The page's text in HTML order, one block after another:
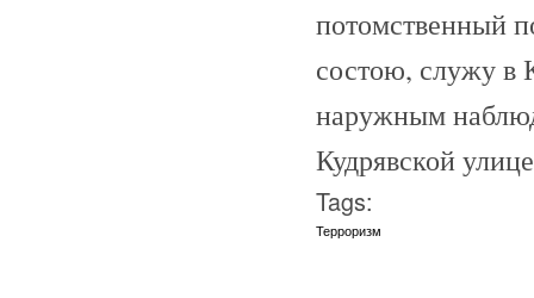
потомственный
состою, служу в
наружным
Кудрявской
Tags:
Терроризм